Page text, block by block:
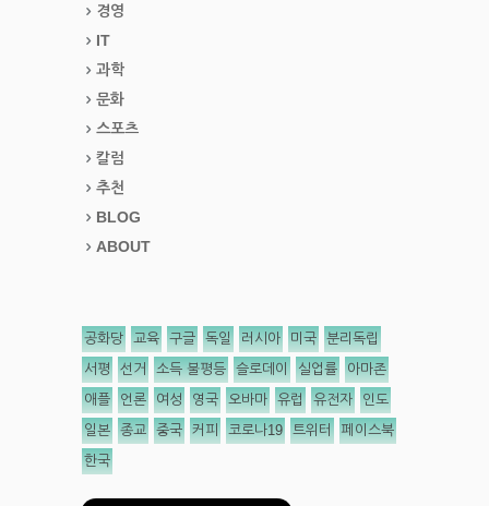
경영
IT
과학
문화
스포츠
칼럼
추천
BLOG
ABOUT
공화당 교육 구글 독일 러시아 미국 분리독립
서평 선거 소득 불평등 슬로데이 실업률 아마존
애플 언론 여성 영국 오바마 유럽 유전자 인도
일본 종교 중국 커피 코로나19 트위터 페이스북
한국